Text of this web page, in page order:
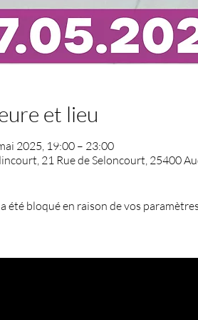
et lieu
2025, 19:00 – 23:00
21 Rue de Seloncourt, 25400
été bloqué en raison de vos